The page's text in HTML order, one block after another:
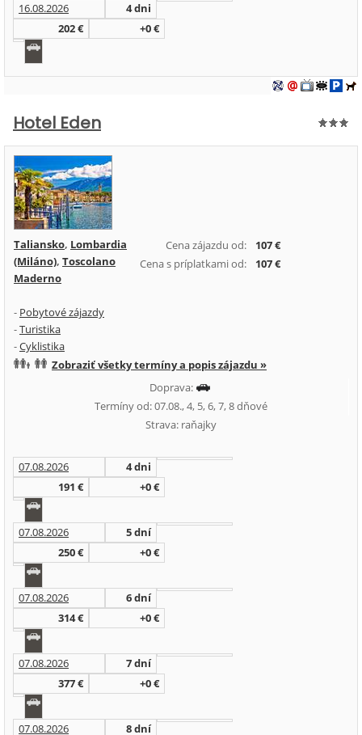
16.08.2026
4 dni
202 €
+0 €
Hotel Eden
Cena zájazdu od:
107 €
Cena s príplatkami od:
107 €
Taliansko, Lombardia
(Miláno), Toscolano
Maderno
- Pobytové zájazdy
-Turistika
-Cyklistika
Zobraziť všetky termíny a popis zájazdu »
Doprava:
Termíny od: 07.08., 4, 5, 6, 7, 8 dňové
Strava: raňajky
07.08.2026
4 dni
191 €
+0 €
07.08.2026
5 dní
250 €
+0 €
07.08.2026
6 dní
314 €
+0 €
07.08.2026
7 dní
377 €
+0 €
07.08.2026
8 dní